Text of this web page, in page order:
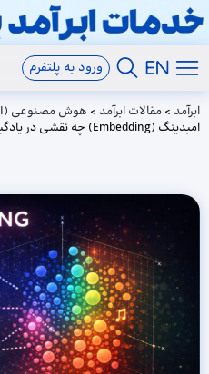
ورود به پلتفرم
ابرآمد > مقالات ابرآمد > هوش مصنوعی (AI)
امبدینگ (Embedding) چه نقشی در یادگیری ماشین دارد؟